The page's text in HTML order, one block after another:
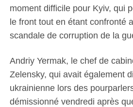
moment difficile pour Kyiv, qui
le front tout en étant confronté
scandale de corruption de la
Andriy Yermak, le chef de
Zelensky, qui avait également
ukrainienne lors des
démissionné vendredi après